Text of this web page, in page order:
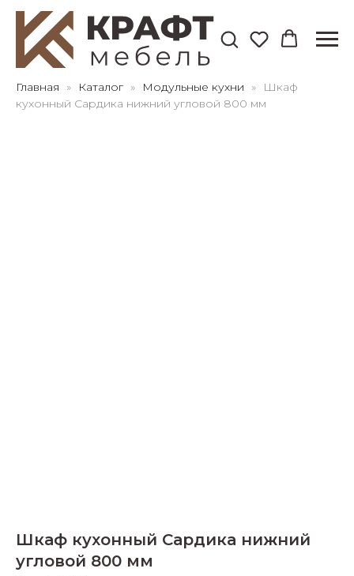
Главная Каталог Модульные кухни
Шкаф
кухонный Сардика нижний угловой 800 мм
Шкаф кухонный Сардика нижний
угловой 800 мм
выбранный способом